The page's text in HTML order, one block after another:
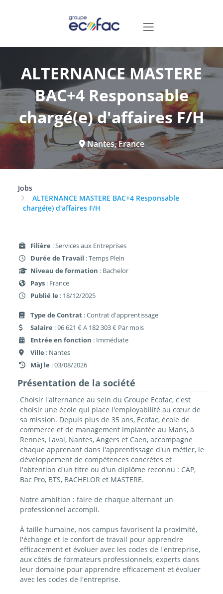
ALTERNANCE MASTERE
BAC+4 Responsable
chargé(e) d'affaires F/H
Nantes, France
Jobs
ALTERNANCE MASTERE BAC+4 Responsable
chargé(e) d'affaires F/H
Filière : Services aux Entreprises
Durée de Travail : Temps Plein
Niveau de formation : Bachelor
Pays : France
Publié le : 18/12/2025
Type de Contrat : Contrat d'apprentissage
Salaire : 96 621 € A 182 303 € Par mois
Entrée en fonction : Immédiate
Ville : Nantes
MàJ le : 03/08/2026
Présentation de la société
Choisir l'alternance au sein du Groupe Ecofac, c'est
choisir une école qui place l'employabilité au cœur de
sa mission. Depuis plus de 35 ans, Ecofac, école de
commerce et de management implantée au Mans, à
Rennes, Laval, Nantes, Angers et Caen, accompagne
chaque apprenant dans l'apprentissage d'un métier, le
développement de compétences concrètes et
l'obtention d'un titre ou d'un diplôme reconnu : CAP,
Bac Pro, BTS, BACHELOR et MASTERE.
Notre ambition : faire de chaque alternant un
professionnel accompli.
À taille humaine, nos campus favorisent la proximité,
l'échange et le confort de travail pour apprendre
efficacement et évoluer avec les codes de l'entreprise,
aux côtés de formateurs professionnels, experts dans
leur domaine pour apprendre efficacement et évoluer
avec les codes de l'entreprise.